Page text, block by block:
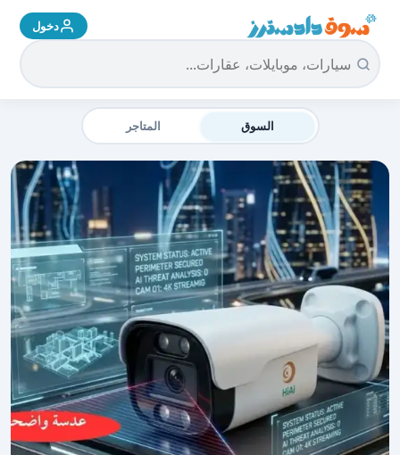
سوق دادسترز الرئيسية دخول
السوق المتاجر